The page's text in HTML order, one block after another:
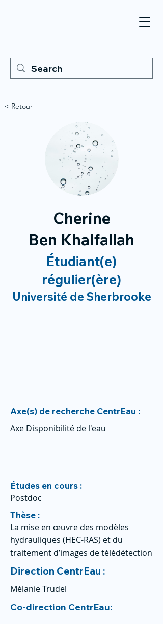
< Retour
Cherine
Ben Khalfallah
Étudiant(e)
régulier(ère)
Université de Sherbrooke
Axe(s) de recherche CentrEau :
Axe Disponibilité de l'eau
Études en cours :
Postdoc
Thèse :
La mise en œuvre des modèles
hydrauliques (HEC‐RAS) et du
traitement d’images de télédétection
Direction CentrEau :
Mélanie Trudel
Co-direction CentrEau: